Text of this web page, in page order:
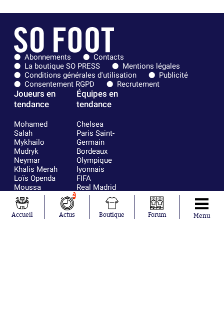
Abonnements
Contacts
La boutique SO PRESS
Mentions légales
Conditions générales d'utilisation
Publicité
Consentement RGPD
Recrutement
Joueurs en
tendance
Mohamed
Salah
Mykhailo
Mudryk
Neymar
Khalis Merah
Loïs Openda
Moussa
Niakhaté
Nicolás
Tagliafico
Équipes en
tendance
Chelsea
Paris Saint-
Germain
Bordeaux
Olympique
lyonnais
FIFA
Real Madrid
RC Strasbourg
AC Milan
Accueil
2
Actus Boutique Forum Menu